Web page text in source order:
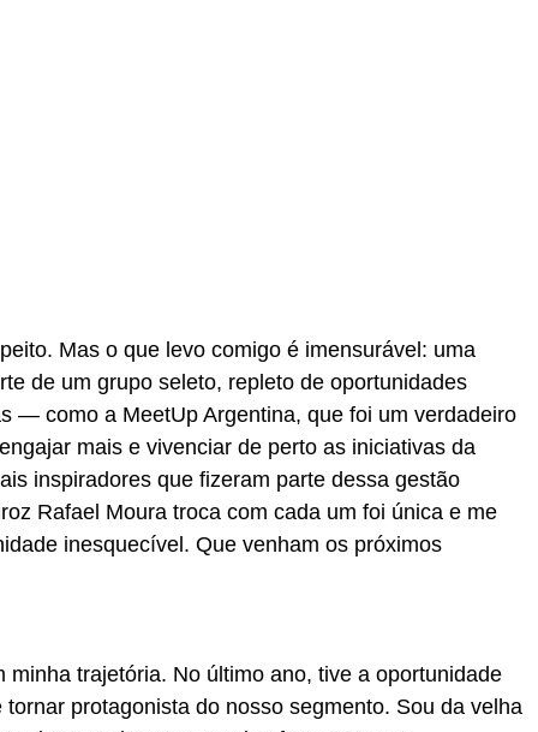
Mas o que levo comigo é imensurável: uma
de um grupo seleto, repleto de oportunidades
— como a MeetUp Argentina, que foi um verdadeiro
mais e vivenciar de perto as iniciativas da
inspiradores que fizeram parte dessa gestão
Rafael Moura troca com cada um foi única e me
inesquecível. Que venham os próximos
trajetória. No último ano, tive a oportunidade
protagonista do nosso segmento. Sou da velha